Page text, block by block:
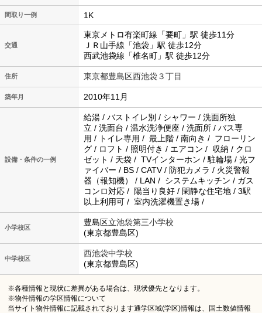
間取り一例 1K
交通
東京メトロ有楽町線「要町」駅 徒歩11分
ＪＲ山手線「池袋」駅 徒歩12分
西武池袋線「椎名町」駅 徒歩12分
住所 東京都豊島区西池袋３丁目
築年月 2010年11月
設備・条件の一例
給湯 / バストイレ別 / シャワー / 洗面所独
立 / 洗面台 / 温水洗浄便座 / 洗面所 / バス専
用 / トイレ専用 / 最上階 / 南向き / フローリン
グ / ロフト / 照明付き / エアコン / 収納 / クロ
ゼット / 天袋 / TVインターホン / 駐輪場 / 光フ
ァイバー / BS / CATV / 防犯カメラ / 火災警報
器（報知機） / LAN / システムキッチン / ガス
コンロ対応 / 陽当り良好 / 閑静な住宅地 / 3駅
以上利用可 / 室内洗濯機置き場 /
小学校区
豊島区立池袋第三小学校
(東京都豊島区)
中学校区
西池袋中学校
(東京都豊島区)
※各種情報と現状に差異がある場合は、現状優先となります。
※物件情報の学区情報について
当サイト物件情報に記載されております通学区域(学区)情報は、国土数値情報